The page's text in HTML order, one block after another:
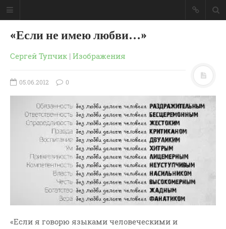
СЛОВО-ВИДЕО
«Если не имею любви…»
Сергей Тупчик | Изображения
05.06.2012 0
«Если я говорю языками человеческими и